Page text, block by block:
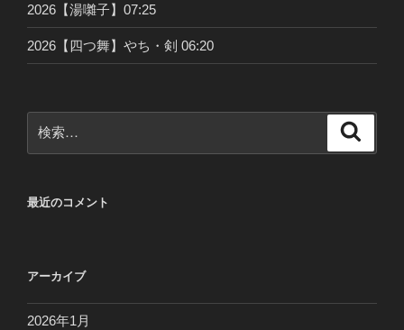
2026【湯囃子】07:25
2026【四つ舞】やち・剣 06:20
索:
最近のコメント
アーカイブ
2026年1月